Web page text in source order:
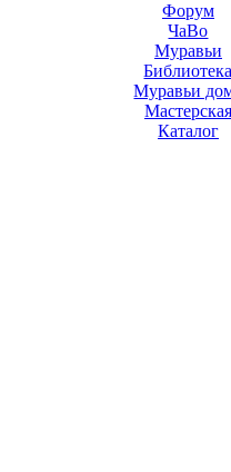
Форум
ЧаВо
Муравьи
Муравьи
Мастерская
Каталог